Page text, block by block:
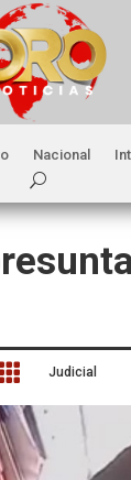
Nacional
Judicial